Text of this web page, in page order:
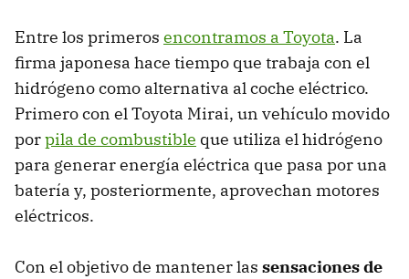
Entre los primeros encontramos a Toyota. La
firma japonesa hace tiempo que trabaja con el
hidrógeno como alternativa al coche eléctrico.
Primero con el Toyota Mirai, un vehículo movido
porpila de combustible que utiliza el hidrógeno
para generar energía eléctrica que pasa por una
batería y, posteriormente, aprovechan motores
eléctricos.
Con el objetivo de mantener las sensaciones de